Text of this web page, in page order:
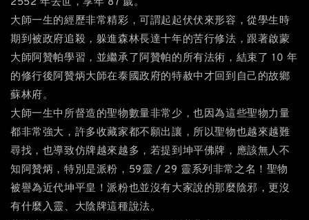
大師一生的經歷非常精彩，可謂起起伏伏來形容，從學生時
期到被政府追殺，躲進森林長達十年的苦行修法，跟著啟蒙
大師阿贊帕學習，並繼承了阿贊帕的所有法術，結束了 10 年
的修行後阿贊炳大師在泰國政府的特赦中才回到自己的故鄉
蘇林府。
大師一生中所督造的聖物數量非常少，也因為這些聖物力量
都非常強大，許多收藏家都不願出讓，所以聖物也越來越難
尋找，也導致仿牌越來越多，若提到坤平佛牌，應該無人不
知阿贊炳，特別是派粉，59靈 / 29 靈系列非常之名！聖物
被譽為近代坤平皇！派粉也並沒有大家說的那麼陰邪，更沒
有什麼入靈、大陰牌這種說法。